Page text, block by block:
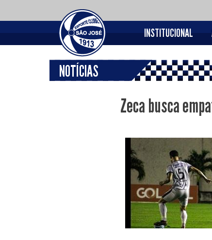
INSTITUCIONAL
NOTÍCIAS
Zeca busca